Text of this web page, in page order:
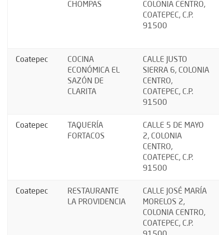
CHOMPAS
COLONIA CENTRO,
COATEPEC, C.P.
91500
Coatepec
COCINA
ECONÓMICA EL
SAZÓN DE
CLARITA
CALLE JUSTO
SIERRA 6, COLONIA
CENTRO,
COATEPEC, C.P.
91500
Coatepec
TAQUERÍA
FORTACOS
CALLE 5 DE MAYO
2, COLONIA
CENTRO,
COATEPEC, C.P.
91500
Coatepec
RESTAURANTE
LA PROVIDENCIA
CALLE JOSÉ MARÍA
MORELOS 2,
COLONIA CENTRO,
COATEPEC, C.P.